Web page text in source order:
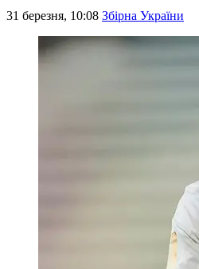
31 березня, 10:08 Збірна України